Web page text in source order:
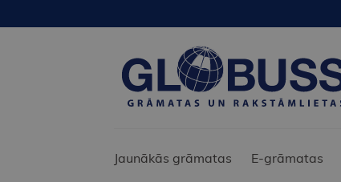
Jaunākās grāmatas E-grāmatas